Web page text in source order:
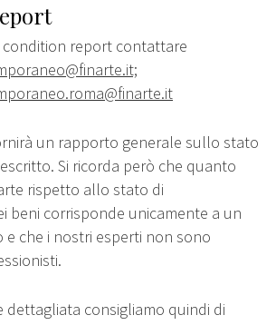
condition report contattare
un rapporto generale sullo stato
Si ricorda però che quanto
rispetto allo stato di
beni corrisponde unicamente a un
e che i nostri esperti non sono
dettagliata consigliamo quindi di